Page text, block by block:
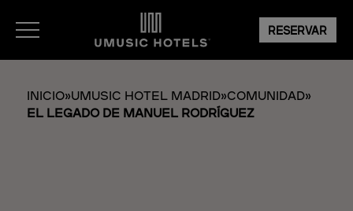
RESERVAR
INICIO»UMUSIC HOTEL MADRID»COMUNIDAD»
EL LEGADO DE MANUEL RODRÍGUEZ